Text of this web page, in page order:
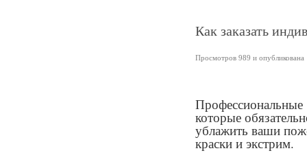
Как заказать
Просмотров 989 и опубликована
Профессиональные
которые
ублажить ваши
краски и экстрим.